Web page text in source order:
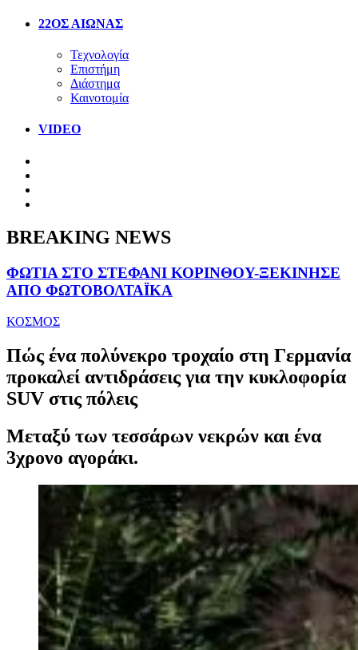
22ΟΣ ΑΙΩΝΑΣ
Τεχνολογία
Επιστήμη
Διάστημα
Καινοτομία
VIDEO
BREAKING NEWS
ΦΩΤΙΑ ΣΤΟ ΣΤΕΦΑΝΙ ΚΟΡΙΝΘΟΥ-ΞΕΚΙΝΗΣΕ
ΑΠΟ ΦΩΤΟΒΟΛΤΑΪΚΑ
ΚΟΣΜΟΣ
Πώς ένα πολύνεκρο τροχαίο στη Γερμανία
προκαλεί αντιδράσεις για την κυκλοφορία
SUV στις πόλεις
Μεταξύ των τεσσάρων νεκρών και ένα
3χρονο αγοράκι.